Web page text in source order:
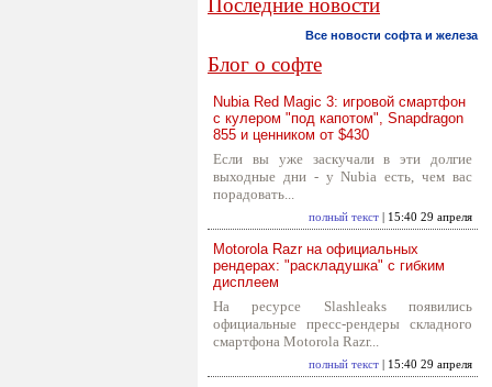
Последние новости
Все новости софта и железа
Блог о софте
Nubia Red Magic 3: игровой смартфон
с кулером "под капотом", Snapdragon
855 и ценником от $430
Если вы уже заскучали в эти долгие
выходные дни - у Nubia есть, чем вас
порадовать...
полный текст | 15:40 29 апреля
Motorola Razr на официальных
рендерах: "раскладушка" с гибким
дисплеем
На ресурсе Slashleaks появились
официальные пресс-рендеры складного
смартфона Motorola Razr...
полный текст | 15:40 29 апреля